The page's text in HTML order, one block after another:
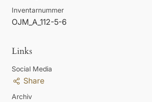
Inventarnummer
OJM_A_112-5-6
Links
Social Media
Share
Archiv